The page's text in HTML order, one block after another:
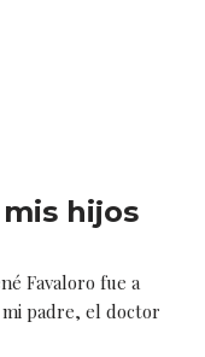
hijos
Favaloro fue a
padre, el doctor